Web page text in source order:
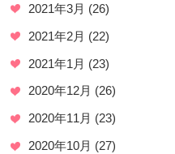
2021年3月 (26)
2021年2月 (22)
2021年1月 (23)
2020年12月 (26)
2020年11月 (23)
2020年10月 (27)